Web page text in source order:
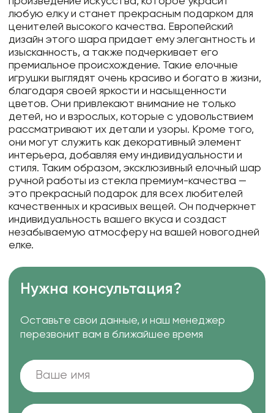
любую елку и станет прекрасным подарком для
ценителей высокого качества. Европейский
дизайн этого шара придает ему элегантность и
изысканность, а также подчеркивает его
премиальное происхождение. Такие елочные
игрушки выглядят очень красиво и богато в жизни,
благодаря своей яркости и насыщенности
цветов. Они привлекают внимание не только
детей, но и взрослых, которые с удовольствием
рассматривают их детали и узоры. Кроме того,
они могут служить как декоративный элемент
интерьера, добавляя ему индивидуальности и
стиля. Таким образом, эксклюзивный елочный шар
ручной работы из стекла премиум-качества —
это прекрасный подарок для всех любителей
качественных и красивых вещей. Он подчеркнет
индивидуальность вашего вкуса и создаст
незабываемую атмосферу на вашей новогодней
елке.
Нужна консультация?
Оставьте свои данные, и наш менеджер
перезвонит вам в ближайшее время